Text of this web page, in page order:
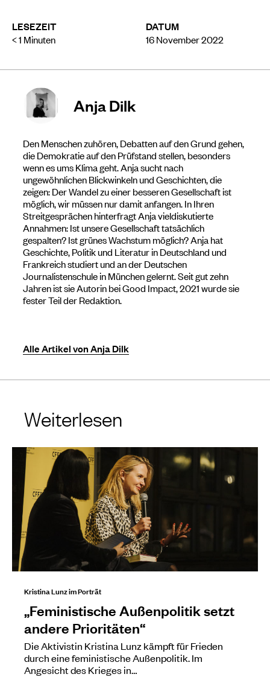
LESEZEIT
< 1 Minuten
DATUM
16 November 2022
Anja Dilk
Den Menschen zuhören, Debatten auf den Grund gehen,
die Demokratie auf den Prüfstand stellen, besonders
wenn es ums Klima geht. Anja sucht nach
ungewöhnlichen Blickwinkeln und Geschichten, die
zeigen: Der Wandel zu einer besseren Gesellschaft ist
möglich, wir müssen nur damit anfangen. In Ihren
Streitgesprächen hinterfragt Anja vieldiskutierte
Annahmen: Ist unsere Gesellschaft tatsächlich
gespalten? Ist grünes Wachstum möglich? Anja hat
Geschichte, Politik und Literatur in Deutschland und
Frankreich studiert und an der Deutschen
Journalistenschule in München gelernt. Seit gut zehn
Jahren ist sie Autorin bei Good Impact, 2021 wurde sie
fester Teil der Redaktion.
Alle Artikel von Anja Dilk
Weiterlesen
Kristina Lunz im Porträt
„Feministische Außenpolitik setzt
andere Prioritäten“
Die Aktivistin Kristina Lunz kämpft für Frieden
durch eine feministische Außenpolitik. Im
Angesicht des Krieges in…